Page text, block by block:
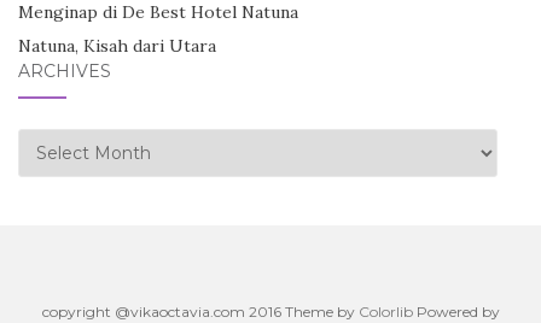
Menginap di De Best Hotel Natuna
Natuna, Kisah dari Utara
ARCHIVES
Archives
copyright @vikaoctavia.com 2016 Theme by ColorlibPowered by